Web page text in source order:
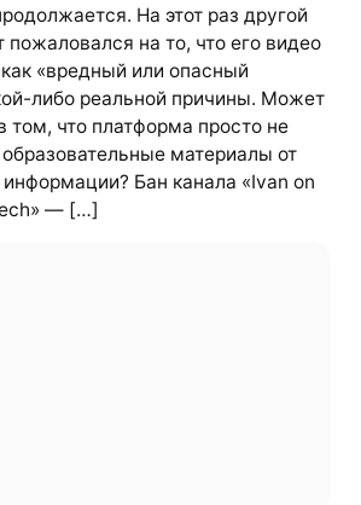
На этот раз другой
пожаловался на то, что его видео
«вредный или опасный
либо реальной причины. Может
том, что платформа просто не
материалы от
Бан канала «Ivan on
— […]